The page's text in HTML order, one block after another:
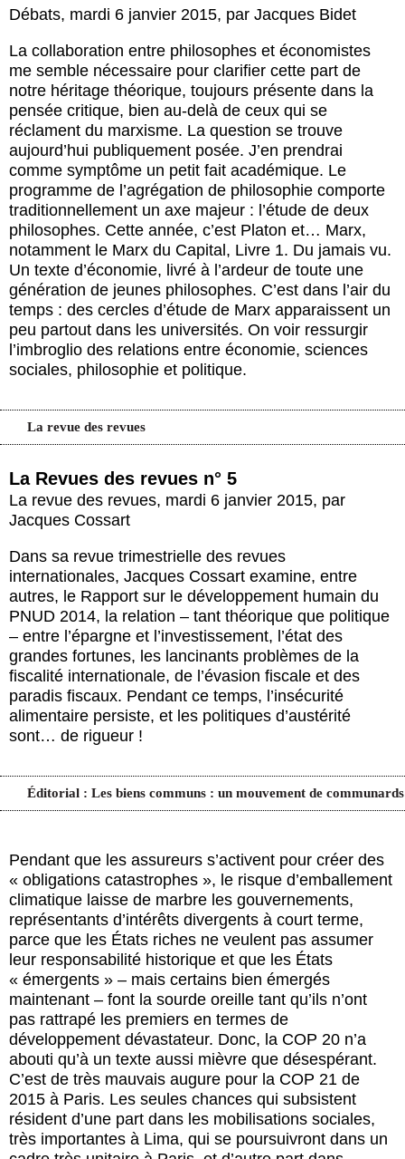
Débats, mardi 6 janvier 2015, par Jacques Bidet
La collaboration entre philosophes et économistes
me semble nécessaire pour clarifier cette part de
notre héritage théorique, toujours présente dans la
pensée critique, bien au-delà de ceux qui se
réclament du marxisme. La question se trouve
aujourd’hui publiquement posée. J’en prendrai
comme symptôme un petit fait académique. Le
programme de l’agrégation de philosophie comporte
traditionnellement un axe majeur : l’étude de deux
philosophes. Cette année, c’est Platon et… Marx,
notamment le Marx du Capital, Livre 1. Du jamais vu.
Un texte d’économie, livré à l’ardeur de toute une
génération de jeunes philosophes. C’est dans l’air du
temps : des cercles d’étude de Marx apparaissent un
peu partout dans les universités. On voir ressurgir
l’imbroglio des relations entre économie, sciences
sociales, philosophie et politique.
La revue des revues
La Revues des revues n° 5
La revue des revues, mardi 6 janvier 2015, par
Jacques Cossart
Dans sa revue trimestrielle des revues
internationales, Jacques Cossart examine, entre
autres, le Rapport sur le développement humain du
PNUD 2014, la relation – tant théorique que politique
– entre l’épargne et l’investissement, l’état des
grandes fortunes, les lancinants problèmes de la
fiscalité internationale, de l’évasion fiscale et des
paradis fiscaux. Pendant ce temps, l’insécurité
alimentaire persiste, et les politiques d’austérité
sont… de rigueur !
Éditorial : Les biens communs : un mouvement de communards
Pendant que les assureurs s’activent pour créer des
« obligations catastrophes », le risque d’emballement
climatique laisse de marbre les gouvernements,
représentants d’intérêts divergents à court terme,
parce que les États riches ne veulent pas assumer
leur responsabilité historique et que les États
« émergents » – mais certains bien émergés
maintenant – font la sourde oreille tant qu’ils n’ont
pas rattrapé les premiers en termes de
développement dévastateur. Donc, la COP 20 n’a
abouti qu’à un texte aussi mièvre que désespérant.
C’est de très mauvais augure pour la COP 21 de
2015 à Paris. Les seules chances qui subsistent
résident d’une part dans les mobilisations sociales,
très importantes à Lima, qui se poursuivront dans un